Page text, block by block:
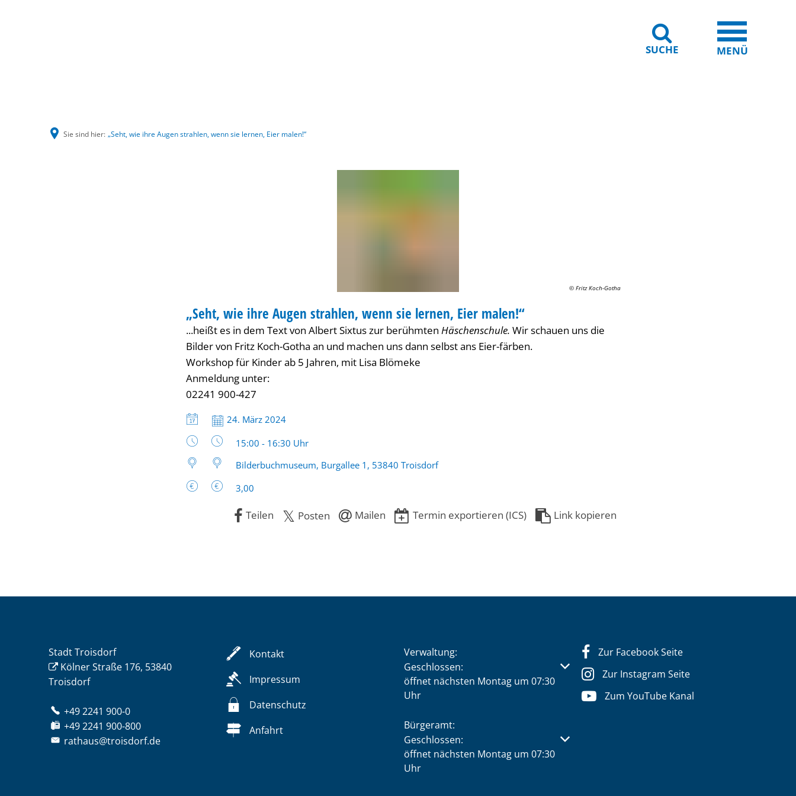
SUCHE MENÜ
Sie sind hier: „Seht, wie ihre Augen strahlen, wenn sie lernen, Eier malen!“
© Fritz Koch-Gotha
KATEGORIE: WORKSHOP
„Seht, wie ihre Augen strahlen, wenn sie lernen, Eier malen!“
...heißt es in dem Text von Albert Sixtus zur berühmten Häschenschule. Wir schauen uns die
Bilder von Fritz Koch-Gotha an und machen uns dann selbst ans Eier-färben.
Workshop für Kinder ab 5 Jahren, mit Lisa Blömeke
Anmeldung unter:
02241 900-427
Datum:
24. März 2024
Uhrzeit:
15:00 - 16:30 Uhr
Bilderbuchmuseum, Burgallee 1, 53840 Troisdorf
3,00
Teilen Posten Mailen Termin exportieren (ICS) Link kopieren
Stadt Troisdorf
Kölner Straße 176, 53840
Troisdorf
+49 2241 900-0
+49 2241 900-800
rathaus@troisdorf.de
Kontakt
Impressum
Datenschutz
Anfahrt
Verwaltung:
Klicken, um weitere Öffnungs- oder Schließzeiten auszublenden
Geschlossen:
öffnet nächsten Montag um 07:30
Uhr
Bürgeramt:
Klicken, um weitere Öffnungs- oder Schließzeiten auszublenden
Geschlossen:
öffnet nächsten Montag um 07:30
Uhr
Zur Facebook Seite
Zur Instagram Seite
Zum YouTube Kanal